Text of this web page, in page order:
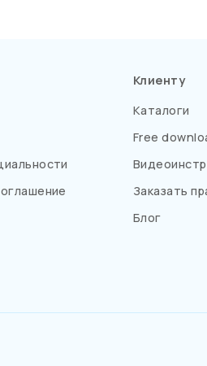
Клиенту
Каталоги
Free
Заказать
Блог